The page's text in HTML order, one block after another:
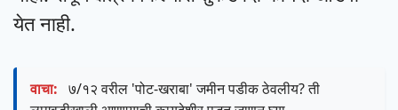
येत नाही.
वाचा: ७/१२ वरील 'पोट-खराबा' जमीन पडीक ठेवलीय? ती